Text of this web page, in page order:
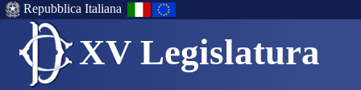
XV Legislatura
Repubblica Italiana